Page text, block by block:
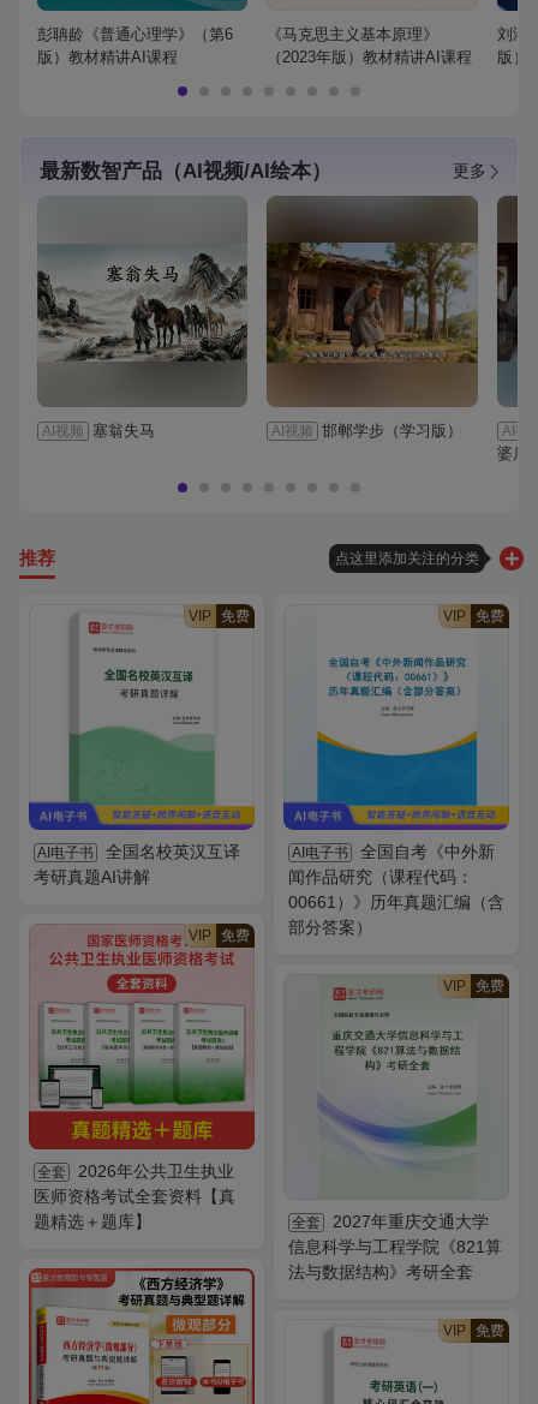
彭聃龄《普通心理学》（第6
版）教材精讲AI课程
《马克思主义基本原理》
（2023年版）教材精讲AI课程
刘鸿
版）
最新数智产品（AI视频/AI绘本） 更多
AI视频 塞翁失马 AI视频 邯郸学步（学习版） AI视
婆后
推荐 点这里添加关注的分类
VIP 免费
AI电子书
全国名校英汉互译
考研真题AI讲解
VIP 免费
AI电子书
全国自考《中外新
闻作品研究（课程代码：
00661）》历年真题汇编（含
部分答案）
VIP 免费
全套
2026年公共卫生执业
医师资格考试全套资料【真
题精选＋题库】
VIP 免费
全套
2027年重庆交通大学
信息科学与工程学院《821算
法与数据结构》考研全套
VIP 免费